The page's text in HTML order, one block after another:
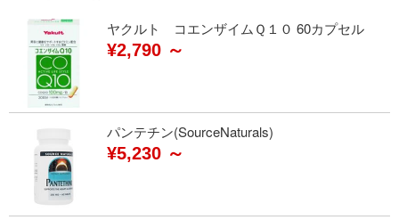
ヤクルト コエンザイムＱ１０ 60カプセル
¥2,790 ～
パンテチン(SourceNaturals)
¥5,230 ～